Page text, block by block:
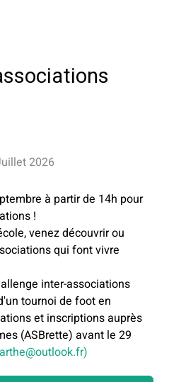
2026
à partir de 14h pour
!
venez découvrir ou
qui font vivre
inter-associations
tournoi de foot en
et inscriptions auprès
(ASBrette) avant le 29